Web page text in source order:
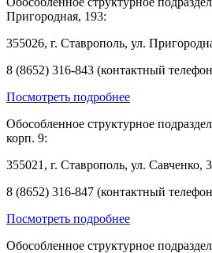
Пригородная, 193:
355026, г. Ставрополь, ул.
8 (8652) 316-843 (контактный
Посмотреть подробнее
Обособленное структурное
корп. 9:
355021, г. Ставрополь, ул. Савченко,
8 (8652) 316-847 (контактный
Посмотреть подробнее
Обособленное структурное